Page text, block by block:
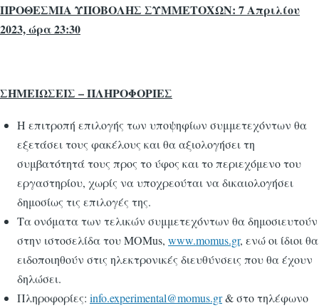
ΠΡΟΘΕΣΜΙΑ ΥΠΟΒΟΛΗΣ ΣΥΜΜΕΤΟΧΩΝ: 7 Απριλίου
2023, ώρα 23:30
ΣΗΜΕΙΩΣΕΙΣ – ΠΛΗΡΟΦΟΡΙΕΣ
Η επιτροπή επιλογής των υποψηφίων συμμετεχόντων θα
εξετάσει τους φακέλους και θα αξιολογήσει τη
συμβατότητά τους προς το ύφος και το περιεχόμενο του
εργαστηρίου, χωρίς να υποχρεούται να δικαιολογήσει
δημοσίως τις επιλογές της.
Τα ονόματα των τελικών συμμετεχόντων θα δημοσιευτούν
στην ιστοσελίδα του MOMus, www.momus.gr, ενώ οι ίδιοι θα
ειδοποιηθούν στις ηλεκτρονικές διευθύνσεις που θα έχουν
δηλώσει.
Πληροφορίες: info.experimental@momus.gr& στο τηλέφωνο